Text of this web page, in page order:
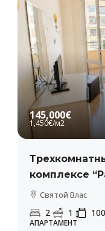
145,000€
1,450€/м2
комплексе
Святой Влас
2 1 100
АПАРТАМЕНТ